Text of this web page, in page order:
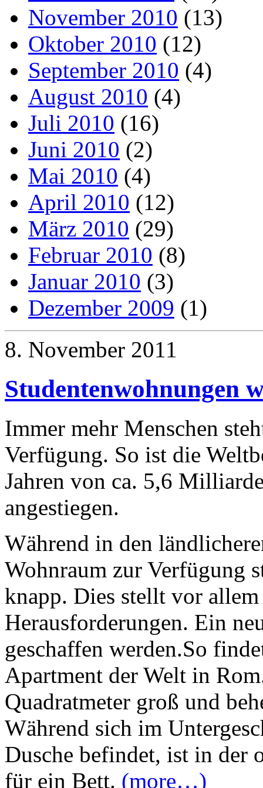
November 2010 (13)
Oktober 2010 (12)
September 2010 (4)
August 2010 (4)
Juli 2010 (16)
Juni 2010 (2)
Mai 2010 (4)
April 2010 (12)
März 2010 (29)
Februar 2010 (8)
Januar 2010 (3)
Dezember 2009 (1)
8. November 2011
Studentenwohnungen
Immer mehr Menschen
Verfügung. So ist die
Jahren von ca. 5,6
angestiegen.
Während in den
Wohnraum zur Verfügung
knapp. Dies stellt vor
Herausforderungen. Ein
geschaffen werden.So
Apartment der Welt in
Quadratmeter groß und
Während sich im
Dusche befindet, ist in der
für ein Bett. (more…)